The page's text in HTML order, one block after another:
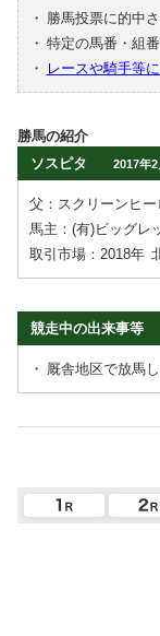
・ 勝馬投票に的中
・ 特定の馬番・組
・
レースや騎手等
勝馬の紹介
ソスピタ
2017年
父：スクリーンヒー
馬主：(有)ビッグレ
取引市場：2018年
競走中の出来事等
・ 厩舎地区で放馬